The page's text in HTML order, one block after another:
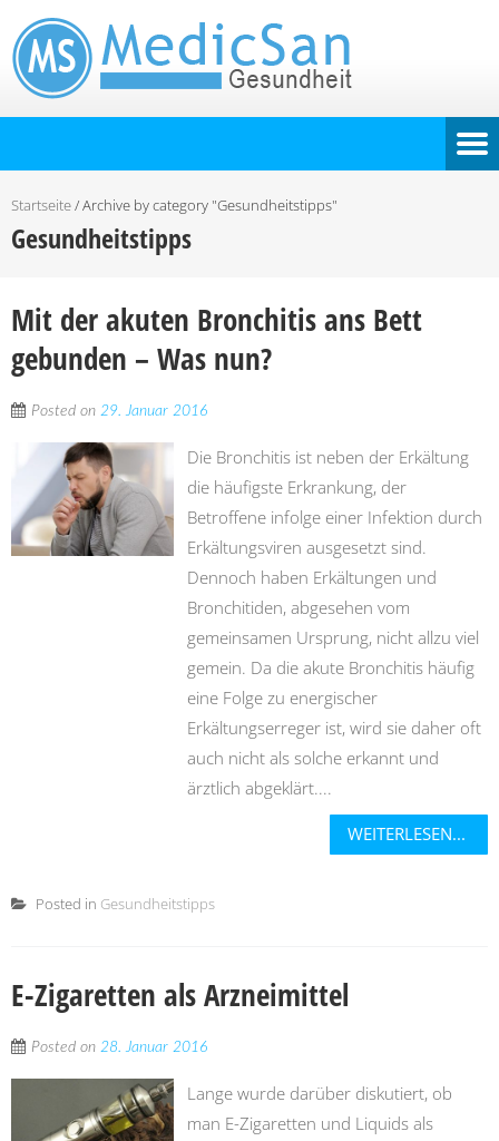
Startseite/Archive by category "Gesundheitstipps"
Gesundheitstipps
Mit der akuten Bronchitis ans Bett
gebunden – Was nun?
Posted on 29. Januar 2016
Die Bronchitis ist neben der Erkältung
die häufigste Erkrankung, der
Betroffene infolge einer Infektion durch
Erkältungsviren ausgesetzt sind.
Dennoch haben Erkältungen und
Bronchitiden, abgesehen vom
gemeinsamen Ursprung, nicht allzu viel
gemein. Da die akute Bronchitis häufig
eine Folge zu energischer
Erkältungserreger ist, wird sie daher oft
auch nicht als solche erkannt und
ärztlich abgeklärt....
WEITERLESEN...
Posted in Gesundheitstipps
E-Zigaretten als Arzneimittel
Posted on 28. Januar 2016
Lange wurde darüber diskutiert, ob
man E-Zigaretten und Liquids als